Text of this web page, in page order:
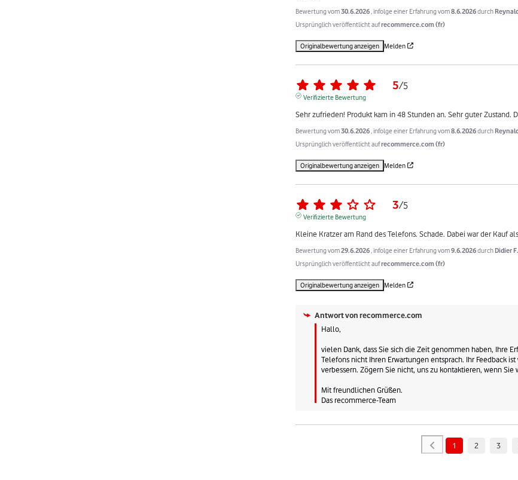
Bewertung vom30.6.2026 , infolge einer Erfahrung vom8.6.2026durch
Ursprünglich veröffentlicht aufrecommerce.com (fr)
Originalbewertung anzeigen Melden
5/5
Verifizierte Bewertung
Sehr zufrieden! Produkt kam in 48 Stunden an. Sehr guter Zustand.
Bewertung vom30.6.2026 , infolge einer Erfahrung vom8.6.2026durch
Ursprünglich veröffentlicht aufrecommerce.com (fr)
Originalbewertung anzeigen Melden
3/5
Verifizierte Bewertung
Kleine Kratzer am Rand des Telefons. Schade. Dabei war der Kauf
Bewertung vom29.6.2026 , infolge einer Erfahrung vom9.6.2026durch Didier F.
Ursprünglich veröffentlicht aufrecommerce.com (fr)
Originalbewertung anzeigen Melden
Antwort vonrecommerce.com
Hallo,
vielen Dank, dass Sie sich die Zeit genommen haben, Ihre
Telefons nicht Ihren Erwartungen entsprach. Ihr Feedback
verbessern. Zögern Sie nicht, uns zu kontaktieren, wenn
Mit freundlichen Grüßen.
Das recommerce-Team
1 2 3